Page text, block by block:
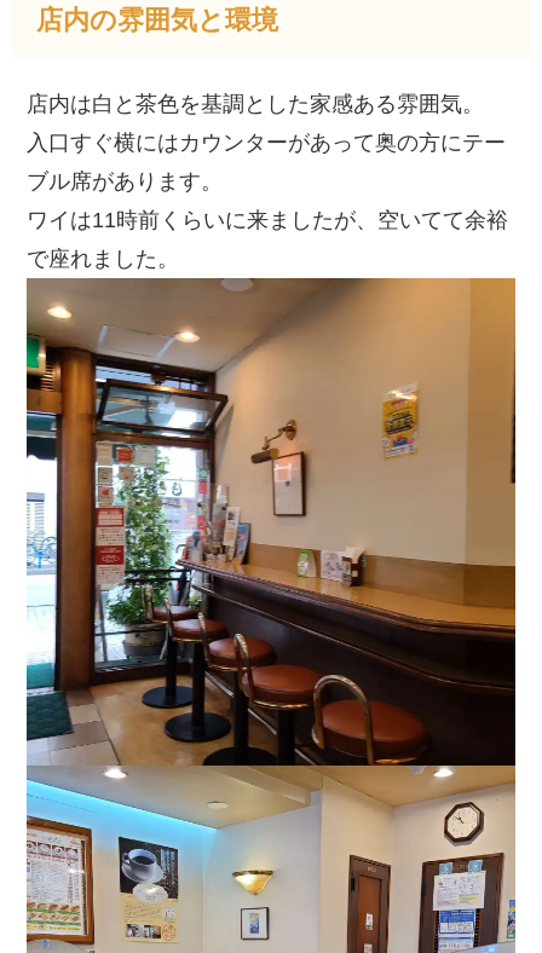
店内の雰囲気と環境
店内は白と茶色を基調とした家感ある雰囲気。
入口すぐ横にはカウンターがあって奥の方にテー
ブル席があります。
ワイは11時前くらいに来ましたが、空いてて余裕
で座れました。